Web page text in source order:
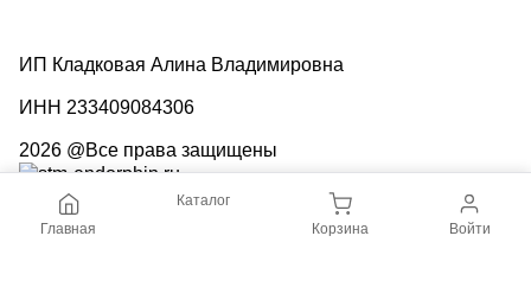
ИП Кладковая Алина Владимировна
ИНН 233409084306
2026 @Все права защищены
Контакты
Доставка и оплата
Главная
Каталог
Корзина
Войти